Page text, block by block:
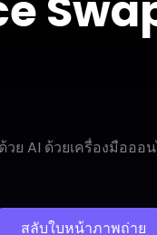
ย AI ด้วยเครื่องมือออ
สลับใบหน้าภาพถ่าย